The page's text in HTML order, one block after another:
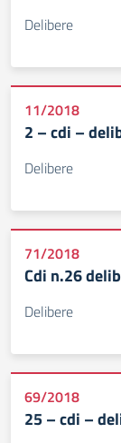
Delibere
11/2018
2 – cdi –
Delibere
71/2018
Cdi n.26
Delibere
69/2018
25 – cdi –